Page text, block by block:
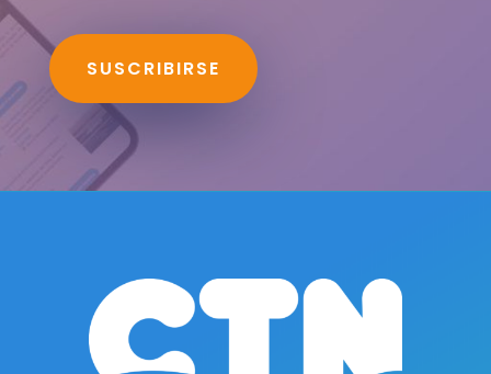
SUSCRIBIRSE